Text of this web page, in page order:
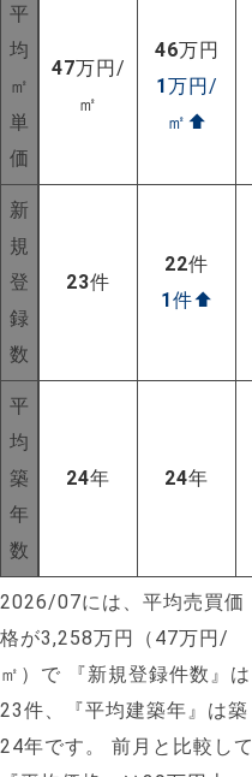
NEW!
NEW!
平
均
㎡
単
価
47万円/
㎡
46万円
1万円/
㎡ ⬆
新
規
登
録
数
23件
22件
1件⬆
平
均
築
年
数
24年 24年
2026/07には、平均売買価
格が3,258万円（47万円/
㎡）で 『新規登録件数』は
23件、『平均建築年』は築
24年です。
前月と比較して